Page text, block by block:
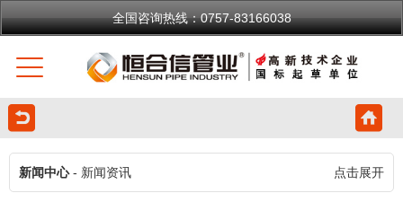
全国咨询热线：0757-83166038
新闻中心- 新闻资讯 点击展开